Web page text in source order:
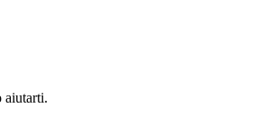
aiutarti.